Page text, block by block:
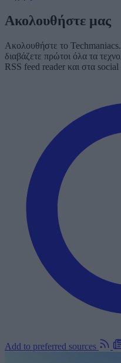
Ακολουθήστε μας
Ακολουθήστε το
διαβάζετε πρώτοι όλα τα
RSS feed reader και στα
Add to preferred sources